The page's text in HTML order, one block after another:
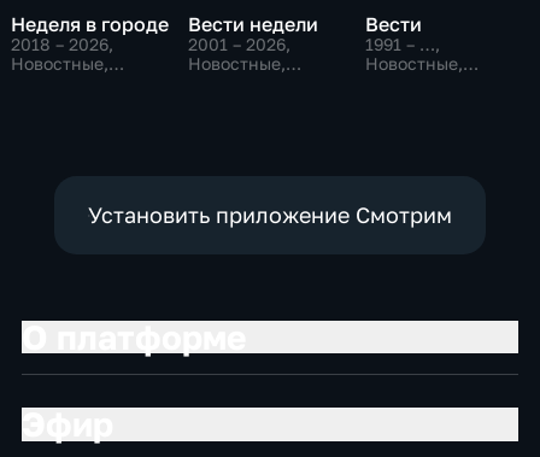
Неделя в городе
2018 – 2026,
Новостные,
Вести недели
2001 – 2026,
Новостные,
Вести
1991 – …,
Новостные,
Установить приложение Смотрим